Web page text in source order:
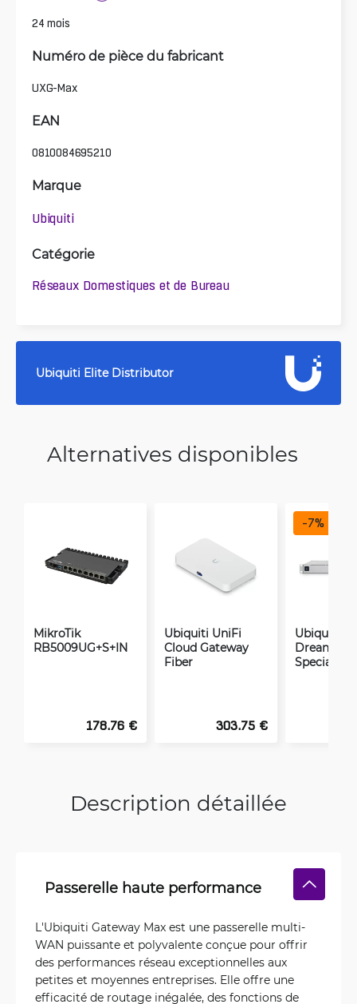
24 mois
Numéro de pièce du fabricant
UXG-Max
EAN
0810084695210
Marque
Ubiquiti
Catégorie
Réseaux Domestiques et de Bureau
Ubiquiti Elite Distributor
Alternatives disponibles
MikroTik
RB5009UG+S+IN
178.76 €
Ubiquiti UniFi
Cloud Gateway
Fiber
303.75 €
Ubiquiti
Dream
Special
-7%
Description détaillée
Passerelle haute performance
L'Ubiquiti Gateway Max est une passerelle multi-
WAN puissante et polyvalente conçue pour offrir
des performances réseau exceptionnelles aux
petites et moyennes entreprises. Elle offre une
efficacité de routage inégalée, des fonctions de